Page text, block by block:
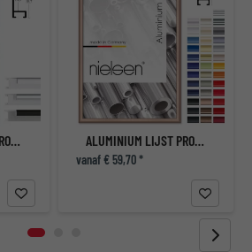
ALUMINIUM LIJST PROFIL 22 ALUMINIUM LIJST PROFIL 15
vanaf € 59,70 *